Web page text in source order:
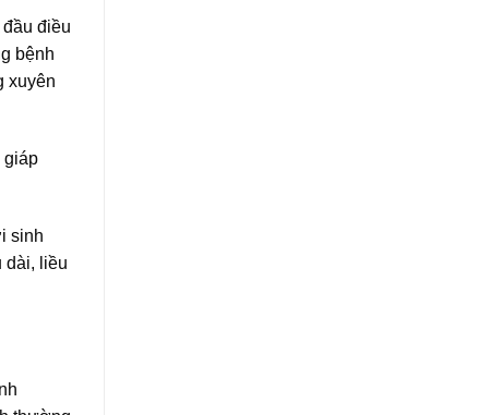
điều
bệnh
xuyên
giáp
sinh
dài, liều